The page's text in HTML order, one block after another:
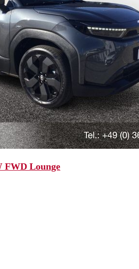
FWD Lounge